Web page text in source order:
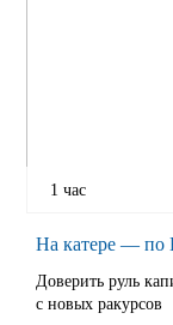
1 час
На катере — по
Доверить руль
с новых ракурсов